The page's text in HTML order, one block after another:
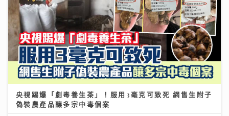
央視踢爆「劇毒養生茶」！服用3毫克可致死 網售生附子
偽裝農產品釀多宗中毒個案